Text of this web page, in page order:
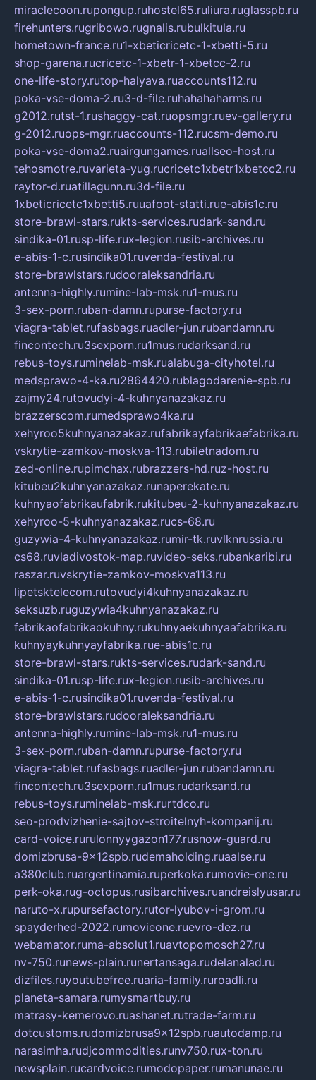
miraclecoon.rupongup.ruhostel65.ruliura.ruglasspb.ru
firehunters.rugribowo.rugnalis.rubulkitula.ru
hometown-france.ru1-xbeticricetc-1-xbetti-5.ru
shop-garena.rucricetc-1-xbetr-1-xbetcc-2.ru
one-life-story.rutop-halyava.ruaccounts112.ru
poka-vse-doma-2.ru3-d-file.ruhahahaharms.ru
g2012.rutst-1.rushaggy-cat.ruopsmgr.ruev-gallery.ru
g-2012.ruops-mgr.ruaccounts-112.rucsm-demo.ru
poka-vse-doma2.ruairgungames.ruallseo-host.ru
tehosmotre.ruvarieta-yug.rucricetc1xbetr1xbetcc2.ru
raytor-d.ruatillagunn.ru3d-file.ru
1xbeticricetc1xbetti5.ruuafoot-statti.rue-abis1c.ru
store-brawl-stars.rukts-services.rudark-sand.ru
sindika-01.rusp-life.rux-legion.rusib-archives.ru
e-abis-1-c.rusindika01.ruvenda-festival.ru
store-brawlstars.rudooraleksandria.ru
antenna-highly.rumine-lab-msk.ru1-mus.ru
3-sex-porn.ruban-damn.rupurse-factory.ru
viagra-tablet.rufasbags.ruadler-jun.rubandamn.ru
fincontech.ru3sexporn.ru1mus.rudarksand.ru
rebus-toys.ruminelab-msk.rualabuga-cityhotel.ru
medsprawo-4-ka.ru2864420.rublagodarenie-spb.ru
zajmy24.rutovudyi-4-kuhnyanazakaz.ru
brazzerscom.rumedsprawo4ka.ru
xehyroo5kuhnyanazakaz.rufabrikayfabrikaefabrika.ru
vskrytie-zamkov-moskva-113.rubiletnadom.ru
zed-online.rupimchax.rubrazzers-hd.ruz-host.ru
kitubeu2kuhnyanazakaz.runaperekate.ru
kuhnyaofabrikaufabrik.rukitubeu-2-kuhnyanazakaz.ru
xehyroo-5-kuhnyanazakaz.rucs-68.ru
guzywia-4-kuhnyanazakaz.rumir-tk.ruvlknrussia.ru
cs68.ruvladivostok-map.ruvideo-seks.rubankaribi.ru
raszar.ruvskrytie-zamkov-moskva113.ru
lipetsktelecom.rutovudyi4kuhnyanazakaz.ru
seksuzb.ruguzywia4kuhnyanazakaz.ru
fabrikaofabrikaokuhny.rukuhnyaekuhnyaafabrika.ru
kuhnyaykuhnyayfabrika.rue-abis1c.ru
store-brawl-stars.rukts-services.rudark-sand.ru
sindika-01.rusp-life.rux-legion.rusib-archives.ru
e-abis-1-c.rusindika01.ruvenda-festival.ru
store-brawlstars.rudooraleksandria.ru
antenna-highly.rumine-lab-msk.ru1-mus.ru
3-sex-porn.ruban-damn.rupurse-factory.ru
viagra-tablet.rufasbags.ruadler-jun.rubandamn.ru
fincontech.ru3sexporn.ru1mus.rudarksand.ru
rebus-toys.ruminelab-msk.rurtdco.ru
seo-prodvizhenie-sajtov-stroitelnyh-kompanij.ru
card-voice.rurulonnyygazon177.rusnow-guard.ru
domizbrusa-9x12spb.rudemaholding.ruaalse.ru
a380club.ruargentinamia.ruperkoka.rumovie-one.ru
perk-oka.rug-octopus.rusibarchives.ruandreislyusar.ru
naruto-x.rupursefactory.rutor-lyubov-i-grom.ru
spayderhed-2022.rumovieone.ruevro-dez.ru
webamator.ruma-absolut1.ruavtopomosch27.ru
nv-750.runews-plain.runertansaga.rudelanalad.ru
dizfiles.ruyoutubefree.ruaria-family.ruroadli.ru
planeta-samara.rumysmartbuy.ru
matrasy-kemerovo.ruashanet.rutrade-farm.ru
dotcustoms.rudomizbrusa9x12spb.ruautodamp.ru
narasimha.rudjcommodities.runv750.rux-ton.ru
newsplain.rucardvoice.rumodopaper.rumanunae.ru